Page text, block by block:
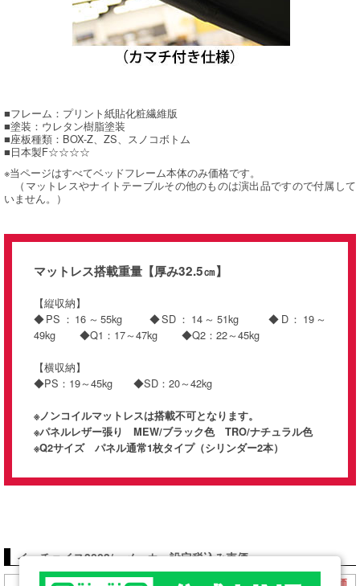
■フレーム：プリント紙貼化粧繊維版
■塗装：ウレタン樹脂塗装
■座板種類：BOX-Z、ZS、スノコボトム
■日本製F☆☆☆☆
※当ページはすべてベッドフレーム本体のみ価格です。
（マットレスやナイトテーブルその他のものは演出品ですので付属して
いません。）
マットレス搭載重量【厚み32.5㎝】
【縦収納】
◆PS：16～55kg ◆SD：14～51kg ◆D：19～
49kg ◆Q1：17～47kg ◆Q2：22～45kg
【横収納】
◆PS：19～45kg ◆SD：20～42kg
※ノンコイルマットレスは搭載不可となります。
※パネルレザー張り MEW/ブラック色 TRO/ナチュラル色
※Q2サイズ パネル通常1枚タイプ（シリンダー2本）
イーチョイス3003/ メーカー設定税込み売価
フレーム 売価 フレーム 売価 フレーム 売価